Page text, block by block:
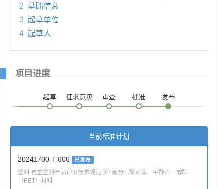
2 基础信息
3 起草单位
4 起草人
项目进度
起草 征求意见 审查 批准 发布
当前标准计划
20241700-T-606 已发布
塑料 再生塑料产品评价技术规范 第1部分：聚对苯二甲酸乙二醇酯
（PET）材料